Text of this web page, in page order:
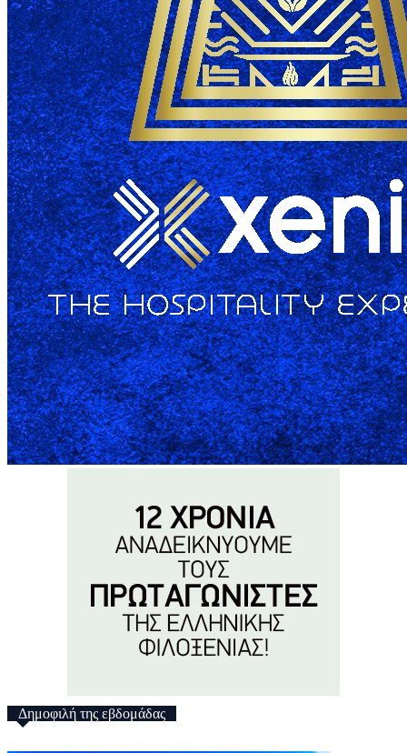
Δημοφιλή της εβδομάδας